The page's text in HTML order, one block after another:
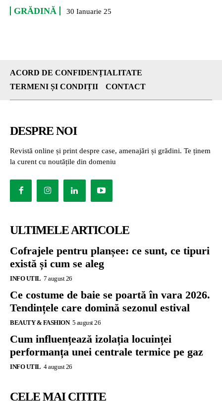
GRĂDINĂ 30 Ianuarie 25
ACORD DE CONFIDENȚIALITATE
TERMENI ȘI CONDIȚII
CONTACT
DESPRE NOI
Revistă online și print despre case, amenajări și grădini. Te ținem
la curent cu noutățile din domeniu
ULTIMELE ARTICOLE
Cofrajele pentru planșee: ce sunt, ce tipuri
există și cum se aleg
INFO UTIL 7 august 26
Ce costume de baie se poartă în vara 2026.
Tendințele care domină sezonul estival
BEAUTY & FASHION 5 august 26
Cum influențează izolația locuinței
performanța unei centrale termice pe gaz
INFO UTIL 4 august 26
CELE MAI CITITE